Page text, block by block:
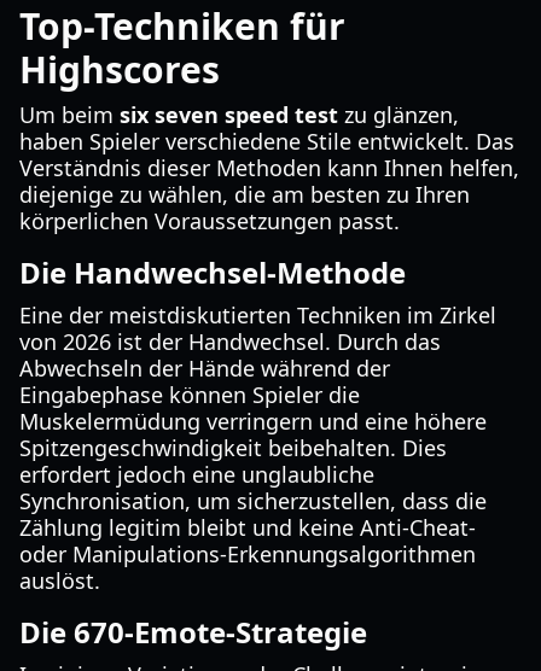
Top-Techniken für
Highscores
Um beim six seven speed test zu glänzen,
haben Spieler verschiedene Stile entwickelt. Das
Verständnis dieser Methoden kann Ihnen helfen,
diejenige zu wählen, die am besten zu Ihren
körperlichen Voraussetzungen passt.
Die Handwechsel-Methode
Eine der meistdiskutierten Techniken im Zirkel
von 2026 ist der Handwechsel. Durch das
Abwechseln der Hände während der
Eingabephase können Spieler die
Muskelermüdung verringern und eine höhere
Spitzengeschwindigkeit beibehalten. Dies
erfordert jedoch eine unglaubliche
Synchronisation, um sicherzustellen, dass die
Zählung legitim bleibt und keine Anti-Cheat-
oder Manipulations-Erkennungsalgorithmen
auslöst.
Die 670-Emote-Strategie